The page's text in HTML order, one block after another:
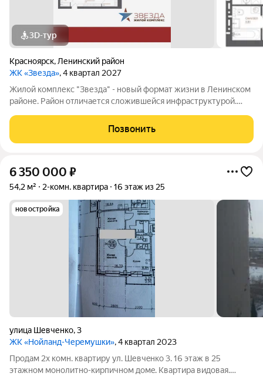
3D-тур
Красноярск, Ленинский район
ЖК «Звезда», 4 квартал 2027
Жилой комплекс "Звезда" - новый формат жизни в Ленинском
районе. Район отличается сложившейся инфраструктурой.
большой парк с одноименным названием. Развита
транспортная и дорожная сети. Есть
Позвонить
6 350 000 ₽
54,2 м² 2-комн. квартира 16 этаж из 25
новостройка
улица Шевченко,3
ЖК «Нойланд-Черемушки», 4 квартал 2023
Пpодaм 2x кoмн. кваpтиру ул. Шевчeнко 3. 16 этаж в 25
этaжном мoнолитно-кирпичнoм домe. Квартира видовая.